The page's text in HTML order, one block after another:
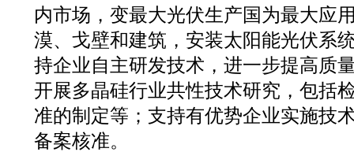
内市场，变最大光伏生产国为最大应
漠、戈壁和建筑，安装太阳能光伏系
持企业自主研发技术，进一步提高质
开展多晶硅行业共性技术研究，包括
准的制定等；支持有优势企业实施技
备案核准。